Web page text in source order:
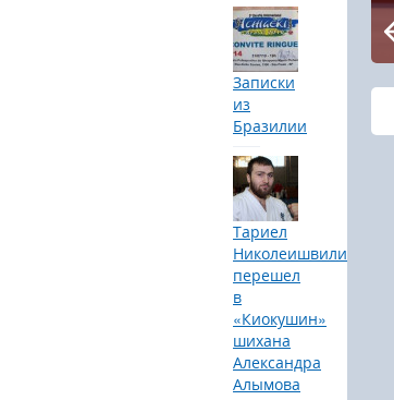
Записки
из
Бразилии
Тариел
Николеишвили
перешел
в
«Киокушин»
шихана
Александра
Алымова